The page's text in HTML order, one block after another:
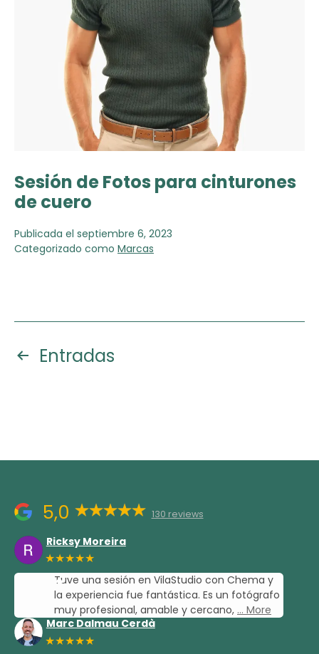
Sesión de Fotos para cinturones
de cuero
Publicada el septiembre 6, 2023
Categorizado como Marcas
Paginación
Entradas
5,0 130 reviews
Ricksy Moreira
★★★★★
Tuve una sesión en VilaStudio con Chema y
la experiencia fue fantástica. Es un fotógrafo
muy profesional, amable y cercano, … More
Marc Dalmau Cerdà
★★★★★